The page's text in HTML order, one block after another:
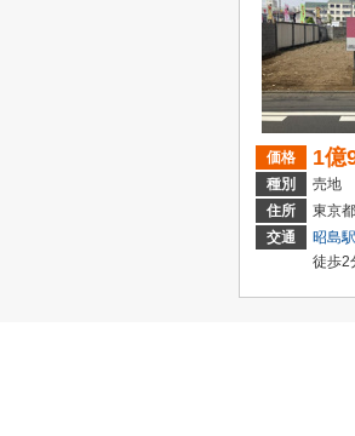
価格 1億
種別
売地
住所
東京都
交通
昭島駅
徒歩2